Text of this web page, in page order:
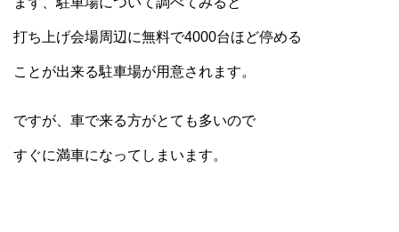
打ち上げ会場周辺に無料で4000台ほど停める
ことが出来る駐車場が用意されます。
ですが、車で来る方がとても多いので
すぐに満車になってしまいます。